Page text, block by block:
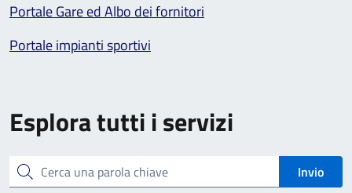
Esplora tutti i servizi
Cerca una parola chiave
Invio
Portale Gare ed Albo dei fornitori
Portale impianti sportivi